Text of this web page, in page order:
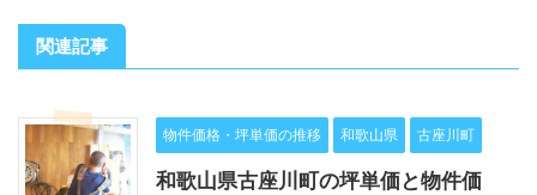
関連記事
物件価格・坪単価の推移 和歌山県 古座川町
和歌山県古座川町の坪単価と物件価